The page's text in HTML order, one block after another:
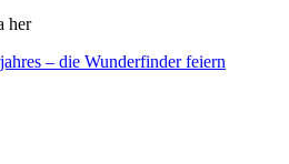
her
– die Wunderfinder feiern